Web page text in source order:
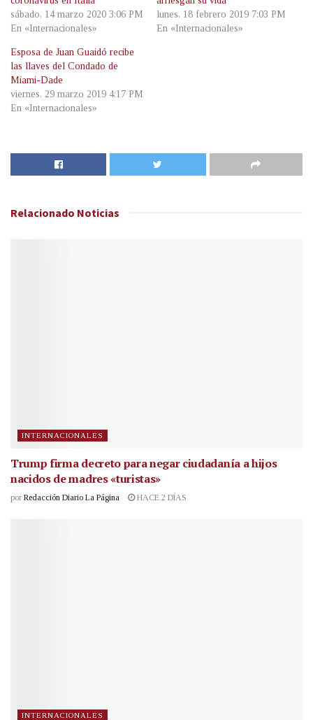
sábado, 14 marzo 2020 3:06 PM
En «Internacionales»
lunes, 18 febrero 2019 7:03 PM
En «Internacionales»
Esposa de Juan Guaidó recibe
las llaves del Condado de
Miami-Dade
viernes, 29 marzo 2019 4:17 PM
En «Internacionales»
Relacionado Noticias
INTERNACIONALES
Trump firma decreto para negar ciudadanía a hijos
nacidos de madres «turistas»
por Redacción Diario La Página HACE 2 DÍAS
INTERNACIONALES